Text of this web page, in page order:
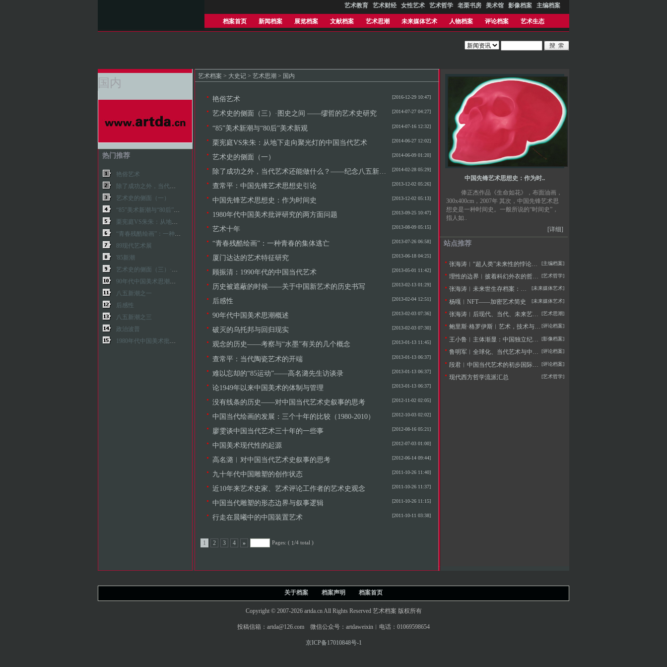
艺术教育 艺术财经 女性艺术 艺术哲学 老栗书房 美术馆 影像档案 主编档案
档案首页 新闻档案 展览档案 文献档案 艺术思潮 未来媒体艺术 人物档案 评论档案 艺术生态
艺术档案 > 大史记 > 艺术思潮 > 国内
[2016-12-29 10:47]
艳俗艺术
[2014-07-27 04:27]
艺术史的侧面（三）·图史之间 ——缪哲的艺术史研究
[2014-07-16 12:32]
“85”美术新潮与“80后”美术新观
[2014-06-27 12:02]
栗宪庭VS朱朱：从地下走向聚光灯的中国当代艺术
[2014-06-09 01:20]
艺术史的侧面（一）
[2014-02-28 05:29]
除了成功之外，当代艺术还能做什么？——纪念八五新潮美术三十年
[2013-12-02 05:26]
查常平：中国先锋艺术思想史引论
[2013-12-02 05:13]
中国先锋艺术思想史：作为时间史
[2013-09-25 10:47]
1980年代中国美术批评研究的两方面问题
[2013-08-09 05:15]
艺术十年
[2013-07-26 06:58]
“青春残酷绘画”：一种青春的集体逃亡
[2013-06-18 04:25]
厦门达达的艺术特征研究
[2013-05-01 11:42]
顾振清：1990年代的中国当代艺术
[2013-02-13 01:29]
历史被遮蔽的时候——关于中国新艺术的历史书写
[2013-02-04 12:51]
后感性
[2013-02-03 07:36]
90年代中国美术思潮概述
[2013-02-03 07:30]
破灭的乌托邦与回归现实
[2013-01-13 11:45]
观念的历史——考察与“水墨”有关的几个概念
[2013-01-13 06:37]
查常平：当代陶瓷艺术的开端
[2013-01-13 06:37]
难以忘却的“85运动”——高名潞先生访谈录
[2013-01-13 06:37]
论1949年以来中国美术的体制与管理
[2012-11-02 02:05]
没有线条的历史——对中国当代艺术史叙事的思考
[2012-10-03 02:02]
中国当代绘画的发展：三个十年的比较（1980-2010）
[2012-08-16 05:21]
廖雯谈中国当代艺术三十年的一些事
[2012-07-03 01:00]
中国美术现代性的起源
[2012-06-14 09:44]
高名潞︱对中国当代艺术史叙事的思考
[2011-10-26 11:40]
九十年代中国雕塑的创作状态
[2011-10-26 11:37]
近10年来艺术史家、艺术评论工作者的艺术史观念
[2011-10-26 11:15]
中国当代雕塑的形态边界与叙事逻辑
[2011-10-11 03:38]
行走在晨曦中的中国装置艺术
1 2 3 4 » Pages: ( 1/4 total )
国内
热门推荐
艳俗艺术
除了成功之外，当代艺术还能做什么？——纪念八五新潮美术三十年
艺术史的侧面（一）
“85”美术新潮与“80后”美术新观
栗宪庭VS朱朱：从地下走向聚光灯的中国当代艺术
“青春残酷绘画”：一种青春的集体逃亡
89现代艺术展
'85新潮
艺术史的侧面（三）·图史之间 ——缪哲的艺术史研究
90年代中国美术思潮概述
八五新潮之一
后感性
八五新潮之三
政治波普
1980年代中国美术批评研究的两方面问题
中国先锋艺术思想史：作为时..
俸正杰作品《生命如花》，布面油画，
300x400cm，2007年 其次，中国先锋艺术思
想史是一种时间史。一般所说的“时间史”，
指人如..
[详细]
站点推荐
[主编档案]
张海涛︱“超人类”未来性的悖论——不断定义的人类与超人本的两用困境
[艺术哲学]
理性的边界︱披着科幻外衣的哲学拷问
[未来媒体艺术]
张海涛︱未来世生存档案：未来学与未来艺术学的定义及思潮
[未来媒体艺术]
杨嘎︱NFT——加密艺术简史
[艺术思潮]
张海涛︱后现代、当代、未来艺术思潮的历史逻辑与特征
[评论档案]
鲍里斯·格罗伊斯︱艺术，技术与人文主义
[影像档案]
王小鲁︱主体渐显：中国独立纪录片20年的观察
[评论档案]
鲁明军︱全球化、当代艺术与中国社会变革
[评论档案]
段君︱中国当代艺术的初步国际化——20世纪90年代美术批评的窘境
[艺术哲学]
现代西方哲学流派汇总
关于档案 档案声明 档案首页
Copyright © 2007-2026 artda.cn All Rights Reserved 艺术档案 版权所有
投稿信箱：artda@126.com 微信公众号：artdaweixin︱电话：01069598654
京ICP备17010848号-1